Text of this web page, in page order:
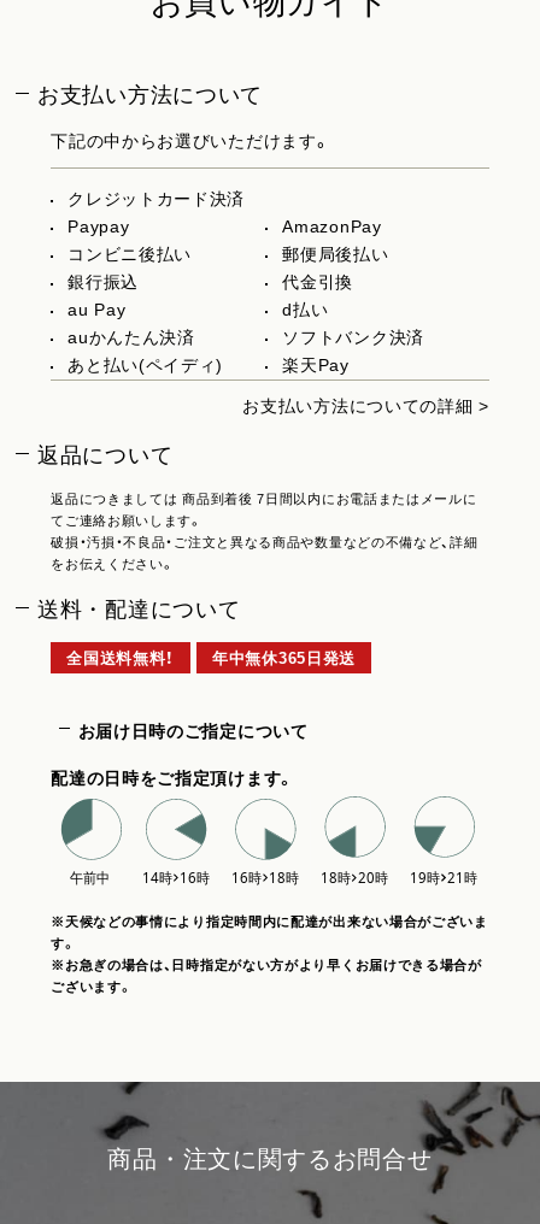
お支払い方法について
下記の中からお選びいただけます。
クレジットカード決済
Paypay
AmazonPay
コンビニ後払い
郵便局後払い
銀行振込
代金引換
au Pay
d払い
auかんたん決済
ソフトバンク決済
あと払い(ペイディ)
楽天Pay
お支払い方法についての詳細 >
返品について
返品につきましては 商品到着後 7日間以内にお電話またはメールに
てご連絡お願いします。
破損・汚損・不良品・ご注文と異なる商品や数量などの不備など、詳細
をお伝えください。
送料・配達について
全国送料無料！ 年中無休365日発送
お届け日時のご指定について
配達の日時をご指定頂けます。
※天候などの事情により指定時間内に配達が出来ない場合がございま
す。
※お急ぎの場合は、日時指定がない方がより早くお届けできる場合が
ございます。
商品・注文に関するお問合せ